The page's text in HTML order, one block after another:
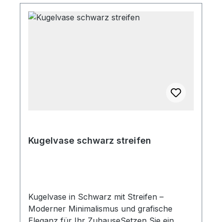
Kugelvase schwarz streifen
Kugelvase in Schwarz mit Streifen –
Moderner Minimalismus und grafische